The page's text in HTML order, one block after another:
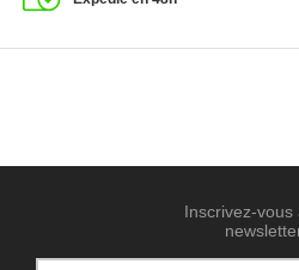
Inscrivez-vous